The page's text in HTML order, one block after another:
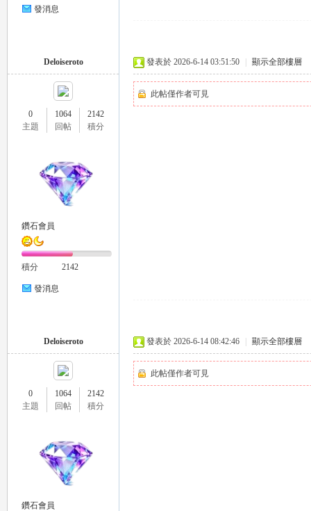
發消息
Deloiseroto
0
主題
1064
回帖
2142
積分
鑽石會員
積分 2142
發消息
發表於 2026-6-14 03:51:50 顯示全部樓層
此帖僅作者可見
Deloiseroto
0
主題
1064
回帖
2142
積分
鑽石會員
發表於 2026-6-14 08:42:46 顯示全部樓層
此帖僅作者可見